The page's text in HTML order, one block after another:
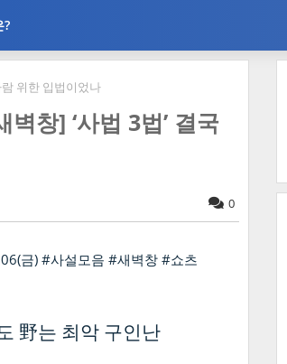
?
위한 입법이었나
창] ‘사법 3법’ 결국
0
野는 최악 구인난